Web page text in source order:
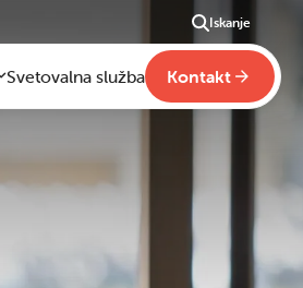
Iskanje
Svetovalna služba Kontakt